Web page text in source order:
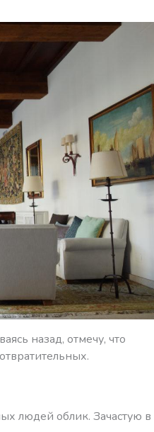
назад, отмечу, что
людей облик. Зачастую в